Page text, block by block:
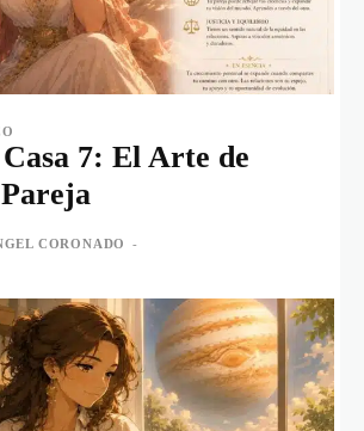
7: El Arte de
CORONADO -